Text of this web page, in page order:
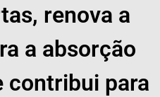
renova a
a absorção
contribui para